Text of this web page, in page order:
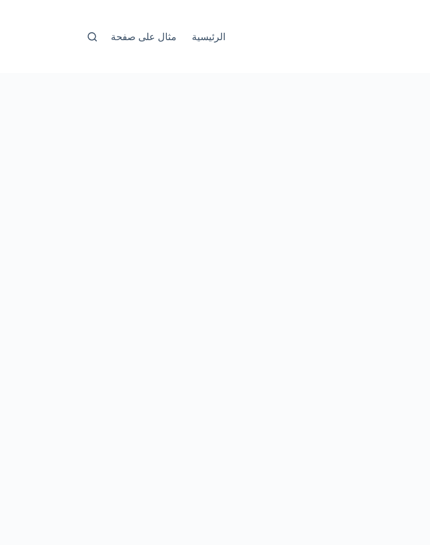
الرئيسية مثال على صفحة